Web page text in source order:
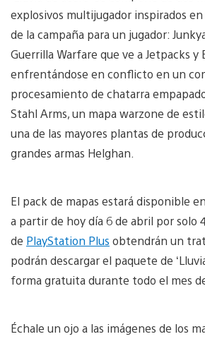
explosivos multijugador inspirados en
de la campaña para un jugador:
Guerrilla Warfare que ve a Jetpacks y
enfrentándose en conflicto en un
procesamiento de chatarra
Stahl Arms, un mapa warzone de
una de las mayores plantas de
grandes armas Helghan.
El pack de mapas estará disponible en
a partir de hoy día 6 de abril por solo
de PlayStation Plus obtendrán un
podrán descargar el paquete de
forma gratuita durante todo el mes
Échale un ojo a las imágenes de los